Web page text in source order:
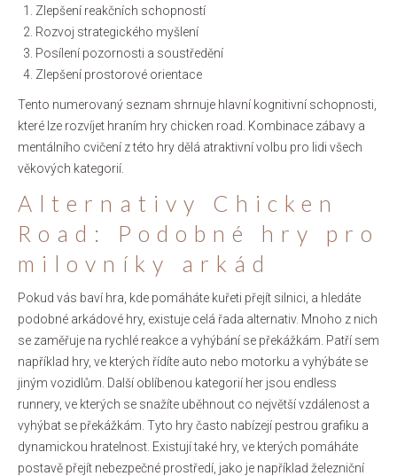
Zlepšení reakčních schopností
Rozvoj strategického myšlení
Posílení pozornosti a soustředění
Zlepšení prostorové orientace
Tento numerovaný seznam shrnuje hlavní kognitivní schopnosti,
které lze rozvíjet hraním hry chicken road. Kombinace zábavy a
mentálního cvičení z této hry dělá atraktivní volbu pro lidi všech
věkových kategorií.
Alternativy Chicken
Road: Podobné hry pro
milovníky arkád
Pokud vás baví hra, kde pomáháte kuřeti přejít silnici, a hledáte
podobné arkádové hry, existuje celá řada alternativ. Mnoho z nich
se zaměřuje na rychlé reakce a vyhýbání se překážkám. Patří sem
například hry, ve kterých řídíte auto nebo motorku a vyhýbáte se
jiným vozidlům. Další oblíbenou kategorií her jsou endless
runnery, ve kterých se snažíte uběhnout co největší vzdálenost a
vyhýbat se překážkám. Tyto hry často nabízejí pestrou grafiku a
dynamickou hratelnost. Existují také hry, ve kterých pomáháte
postavě přejít nebezpečné prostředí, jako je například železniční